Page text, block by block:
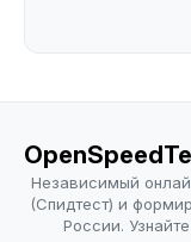
Независимый
(Спидтест) и
России.